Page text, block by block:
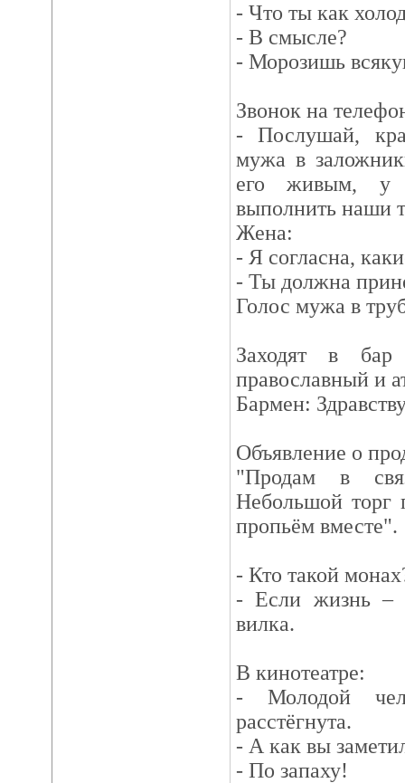
- Что ты как
- В смысле?
- Морозишь
Звонок на
- Послушай,
мужа в
его живым, у
выполнить наши
Жена:
- Я согласна,
- Ты должна
Голос мужа в
Заходят в бар
православный и
Бармен:
Объявление о
"Продам в
Небольшой торг
пропьём вместе".
- Кто такой
- Если жизнь –
вилка.
В кинотеатре:
- Молодой
расстёгнута.
- А как вы
- По запаху!